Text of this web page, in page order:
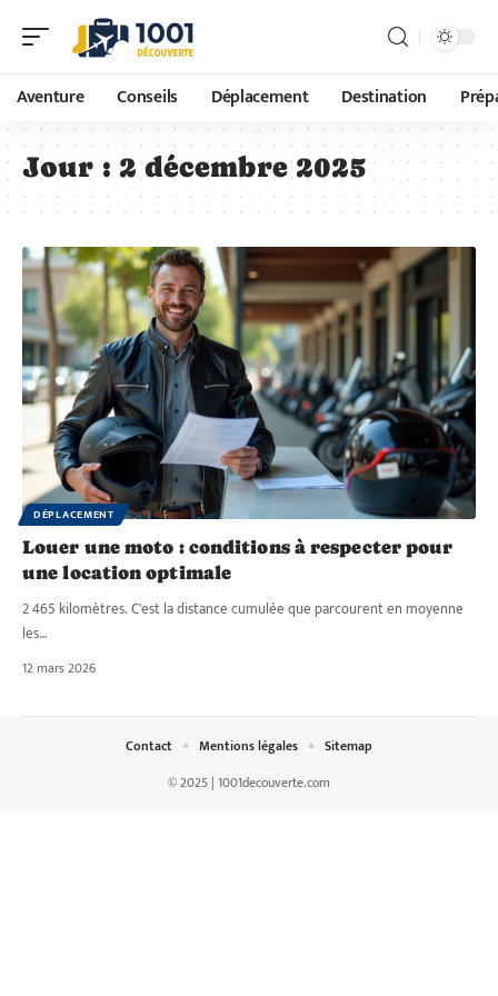
Aventure Conseils Déplacement Destination
Jour : 2 décembre 2025
DÉPLACEMENT
Louer une moto : conditions à respecter pour
une location optimale
2 465 kilomètres. C'est la distance cumulée que parcourent en moyenne
les…
12 mars 2026
© 2025 | 1001decouverte.com
Contact Mentions légales Sitemap